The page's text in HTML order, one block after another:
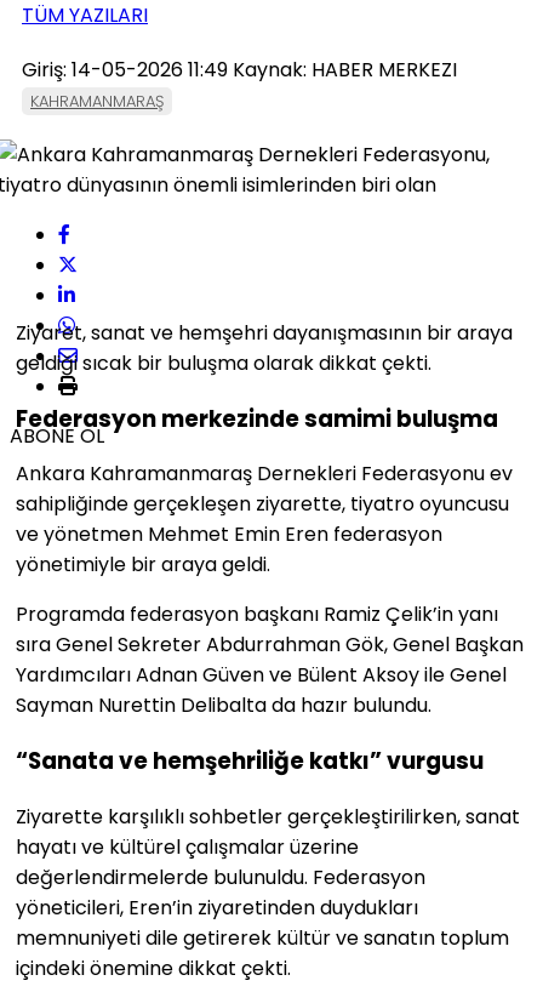
TÜM YAZILARI
Giriş: 14-05-2026 11:49 Kaynak: HABER MERKEZI
KAHRAMANMARAŞ
ABONE OL
Ziyaret, sanat ve hemşehri dayanışmasının bir araya
geldiği sıcak bir buluşma olarak dikkat çekti.
Federasyon merkezinde samimi buluşma
Ankara Kahramanmaraş Dernekleri Federasyonu ev
sahipliğinde gerçekleşen ziyarette, tiyatro oyuncusu
ve yönetmen Mehmet Emin Eren federasyon
yönetimiyle bir araya geldi.
Programda federasyon başkanı Ramiz Çelik’in yanı
sıra Genel Sekreter Abdurrahman Gök, Genel Başkan
Yardımcıları Adnan Güven ve Bülent Aksoy ile Genel
Sayman Nurettin Delibalta da hazır bulundu.
“Sanata ve hemşehriliğe katkı” vurgusu
Ziyarette karşılıklı sohbetler gerçekleştirilirken, sanat
hayatı ve kültürel çalışmalar üzerine
değerlendirmelerde bulunuldu. Federasyon
yöneticileri, Eren’in ziyaretinden duydukları
memnuniyeti dile getirerek kültür ve sanatın toplum
içindeki önemine dikkat çekti.